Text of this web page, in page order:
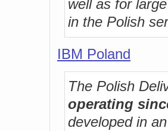
well as for
in the Polish
IBM Poland
The Polish
operating
developed in